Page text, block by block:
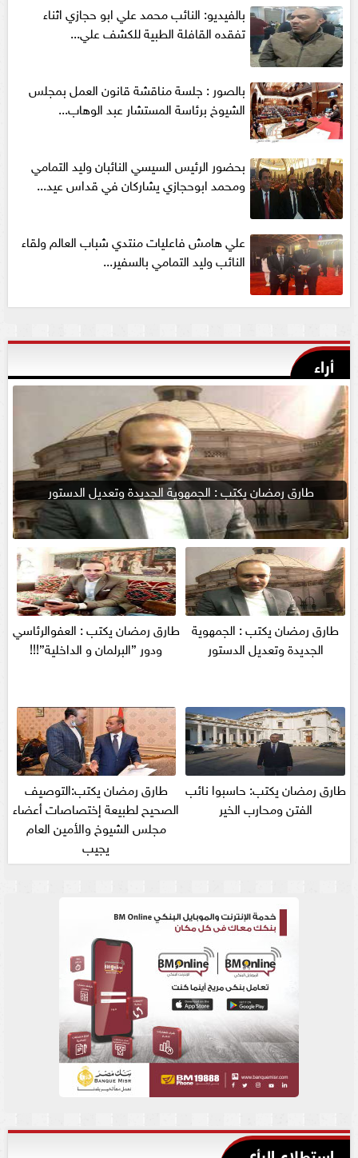
بالفيديو: النائب محمد علي ابو حجازي اثناء
تفقده القافلة الطبية للكشف علي...
بالصور : جلسة مناقشة قانون العمل بمجلس
الشيوخ برئاسة المستشار عبد الوهاب...
بحضور الرئيس السيسي النائبان وليد التمامي
ومحمد ابوحجازي يشاركان في قداس عيد...
علي هامش فاعليات منتدي شباب العالم ولقاء
النائب وليد التمامي بالسفير...
أراء
طارق رمضان يكتب : الجمهوية الجديدة وتعديل الدستور
طارق رمضان يكتب : الجمهوية
الجديدة وتعديل الدستور
طارق رمضان يكتب : العفوالرئاسي
ودور ”البرلمان و الداخلية”!!!
طارق رمضان يكتب: حاسبوا نائب
الفتن ومحارب الخير
طارق رمضان يكتب:التوصيف
الصحيح لطبيعة إختصاصات أعضاء
مجلس الشيوخ والأمين العام
يجيب